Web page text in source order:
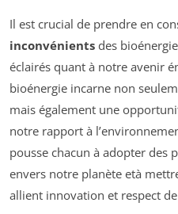
Il est crucial de prendre en
inconvénients des
éclairés quant à notre avenir
bioénergie incarne non
mais également une
notre rapport à
pousse chacun à adopter des
envers notre planète età
allient innovation et respect